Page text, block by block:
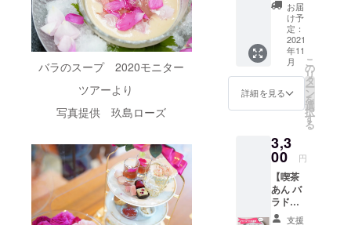
バラのスープ 2020モニター
ツアーより
写真提供 玖島ローズ
しま
す。
から約
６ヶ月
●香るバ
ラのラ
ングド
シャ(3
島ロー
ズ 賞味
ら約
４ヶ月
●バラの
塩
(10g)
玖島
ローズ
180ml 1
本 賞味
期限
発送か
ら約2ヶ
プル
に、バ
召し上
がりい
ただく
のがオ
ススメ
です。
グド
シャ(3
枚)玖島
ローズ
賞味期
限 発
送から
約４ヶ
バラの
花びら
入り味
噌煎餅
(3枚)井
之廣製
菓舗 賞
ト】 ◆
お届け
内容◆
●寺田農
園のト
マト
ジュー
ス
180ml 3
関農園
のトマ
ト
ジュー
ス
180ml 3
本 ●長
お届
け予
定：
2021
年11
月
詳細を見る
こ
の
リ
タ
ー
ン
を
選
択
す
る
3,3
00 円
【喫茶
あん バ
ラドリ
ンク付
支援